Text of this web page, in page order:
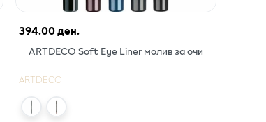
394.00 ден.
ARTDECO Soft Eye Liner молив за очи
ARTDECO